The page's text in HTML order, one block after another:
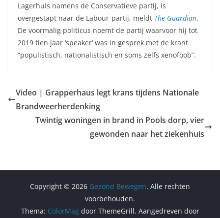
Lagerhuis namens de Conservatieve partij, is
overgestapt naar de Labour-partij, meldt The Guardian.
De voormalig politicus noemt de partij waarvoor hij tot
2019 tien jaar ‘speaker’ was in gesprek met de krant
“populistisch, nationalistisch en soms zelfs xenofoob”.
Video | Grapperhaus legt krans tijdens Nationale
Brandweerherdenking
Twintig woningen in brand in Pools dorp, vier
gewonden naar het ziekenhuis
Copyright © 2026 Gezond Bewegen. Alle rechten
voorbehouden.
Thema: ColorMagdoor ThemeGrill. Aangedreven door